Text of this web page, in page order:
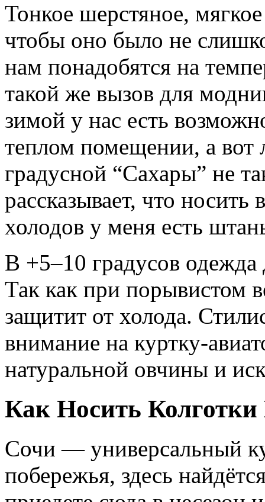
Тонкое шерстяное,
чтобы оно было не
нам понадобятся на
такой же вызов для
зимой у нас есть
теплом помещении, а вот
градусной “Сахары” не
рассказывает, что
холодов у меня есть
В +5–10 градусов одежда
Так как при порывистом
защитит от холода.
внимание на куртку-
натуральной овчины и
Как Носить
Сочи — универсальный
побережья, здесь